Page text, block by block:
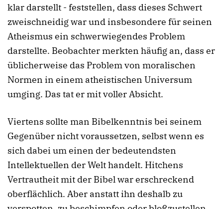
klar darstellt - feststellen, dass dieses Schwert
zweischneidig war und insbesondere für seinen
Atheismus ein schwerwiegendes Problem
darstellte. Beobachter merkten häufig an, dass er
üblicherweise das Problem von moralischen
Normen in einem atheistischen Universum
umging. Das tat er mit voller Absicht.
Viertens sollte man Bibelkenntnis bei seinem
Gegenüber nicht voraussetzen, selbst wenn es
sich dabei um einen der bedeutendsten
Intellektuellen der Welt handelt. Hitchens
Vertrautheit mit der Bibel war erschreckend
oberflächlich. Aber anstatt ihn deshalb zu